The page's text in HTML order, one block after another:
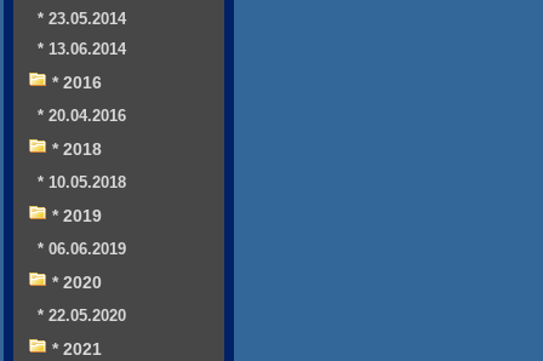
* 23.05.2014
* 13.06.2014
* 2016
* 20.04.2016
* 2018
* 10.05.2018
* 2019
* 06.06.2019
* 2020
* 22.05.2020
* 2021